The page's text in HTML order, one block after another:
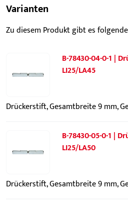
Varianten
Zu diesem Produkt gibt es
B-78430-04-0-1 |
LI25/LA45
Drückerstift, Gesamtbreite 9 mm,
B-78430-05-0-1 |
LI25/LA50
Drückerstift, Gesamtbreite 9 mm,